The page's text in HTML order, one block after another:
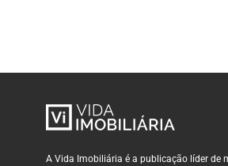
A Vida Imobiliária é a publicação líder de